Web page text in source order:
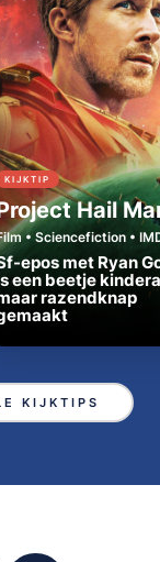
KIJKTIP
Hail
• Sciencefiction •
epos met Ryan
een beetje
razendknap
KIJKTIPS